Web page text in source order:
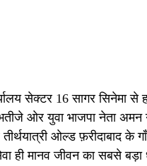
सेक्टर 16 सागर सिनेमा से
भतीजे ओर युवा भाजपा नेता
ओल्ड फ़रीदाबाद के
ही मानव जीवन का सबसे